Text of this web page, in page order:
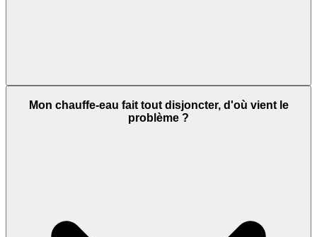
Mon chauffe-eau fait tout disjoncter, d'où vient le
problème ?